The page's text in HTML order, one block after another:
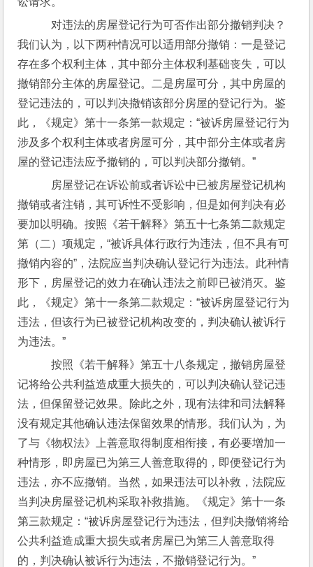
对违法的房屋登记行为可否作出部分撤销判决？
我们认为，以下两种情况可以适用部分撤销：一是登记
存在多个权利主体，其中部分主体权利基础丧失，可以
撤销部分主体的房屋登记。二是房屋可分，其中房屋的
登记违法的，可以判决撤销该部分房屋的登记行为。鉴
此，《规定》第十一条第一款规定：“被诉房屋登记行为
涉及多个权利主体或者房屋可分，其中部分主体或者房
屋的登记违法应予撤销的，可以判决部分撤销。”
房屋登记在诉讼前或者诉讼中已被房屋登记机构
撤销或者注销，其可诉性不受影响，但是如何判决有必
要加以明确。按照《若干解释》第五十七条第二款规定
第（二）项规定，“被诉具体行政行为违法，但不具有可
撤销内容的”，法院应当判决确认登记行为违法。此种情
形下，房屋登记的效力在确认违法之前即已被消灭。鉴
此，《规定》第十一条第二款规定：“被诉房屋登记行为
违法，但该行为已被登记机构改变的，判决确认被诉行
为违法。”
按照《若干解释》第五十八条规定，撤销房屋登
记将给公共利益造成重大损失的，可以判决确认登记违
法，但保留登记效果。除此之外，现有法律和司法解释
没有规定其他确认违法保留效果的情形。我们认为，为
了与《物权法》上善意取得制度相衔接，有必要增加一
种情形，即房屋已为第三人善意取得的，即便登记行为
违法，亦不应撤销。当然，如果违法可以补救，法院应
当判决房屋登记机构采取补救措施。《规定》第十一条
第三款规定：“被诉房屋登记行为违法，但判决撤销将给
公共利益造成重大损失或者房屋已为第三人善意取得
的，判决确认被诉行为违法，不撤销登记行为。”